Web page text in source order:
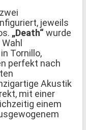
jeweils
„Death“ wurde
Tornillo,
perfekt nach
Akustik
mit einer
einem